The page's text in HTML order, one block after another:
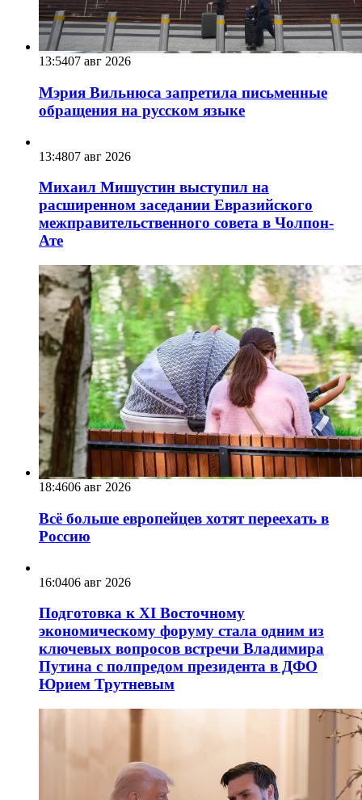
13:5407 авг 2026
Мэрия Вильнюса запретила письменные
обращения на русском языке
13:4807 авг 2026
Михаил Мишустин выступил на
расширенном заседании Евразийского
межправительственного совета в Чолпон-
Ате
18:4606 авг 2026
Всё больше европейцев хотят переехать в
Россию
16:0406 авг 2026
Подготовка к XI Восточному
экономическому форуму стала одним из
ключевых вопросов встречи Владимира
Путина с полпредом президента в ДФО
Юрием Трутневым